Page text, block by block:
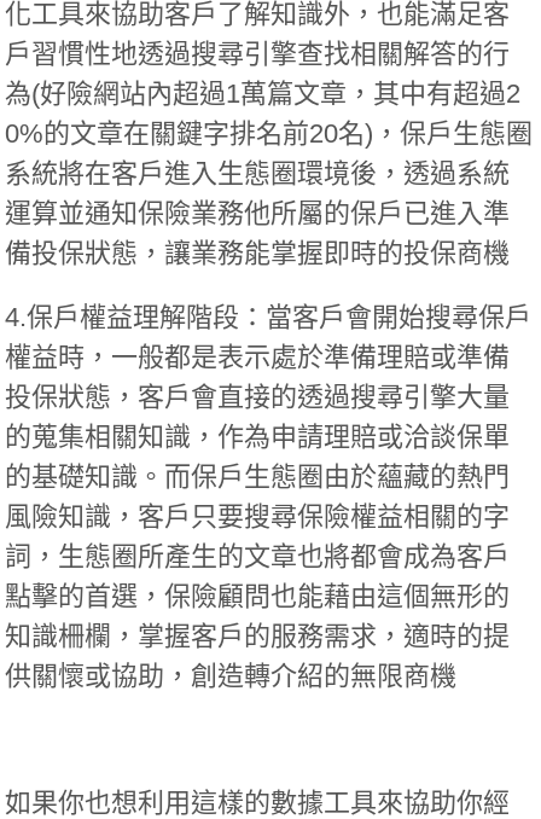
化工具來協助客戶了解知識外，也能滿足客
戶習慣性地透過搜尋引擎查找相關解答的行
為(好險網站內超過1萬篇文章，其中有超過2
0%的文章在關鍵字排名前20名)，保戶生態圈
系統將在客戶進入生態圈環境後，透過系統
運算並通知保險業務他所屬的保戶已進入準
備投保狀態，讓業務能掌握即時的投保商機
4.保戶權益理解階段： 當客戶會開始搜尋保戶
權益時，一般都是表示處於準備理賠或準備
投保狀態，客戶會直接的透過搜尋引擎大量
的蒐集相關知識，作為申請理賠或洽談保單
的基礎知識。而保戶生態圈由於蘊藏的熱門
風險知識，客戶只要搜尋保險權益相關的字
詞，生態圈所產生的文章也將都會成為客戶
點擊的首選，保險顧問也能藉由這個無形的
知識柵欄，掌握客戶的服務需求，適時的提
供關懷或協助，創造轉介紹的無限商機
如果你也想利用這樣的數據工具來協助你經